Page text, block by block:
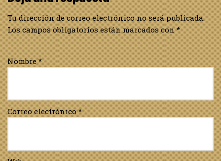
Tu dirección de correo electrónico no será publicada.
Los campos obligatorios están marcados con*
Nombre*
Correo electrónico*